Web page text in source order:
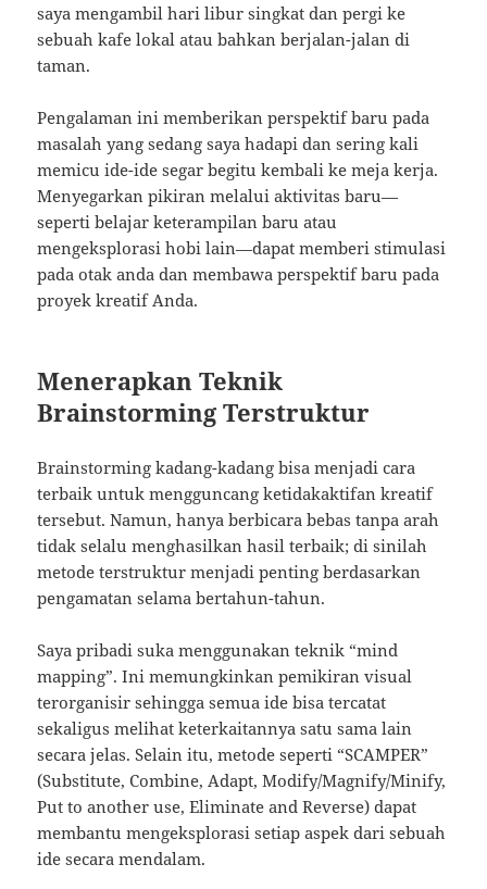
saya mengambil hari libur singkat dan pergi ke
sebuah kafe lokal atau bahkan berjalan-jalan di
taman.
Pengalaman ini memberikan perspektif baru pada
masalah yang sedang saya hadapi dan sering kali
memicu ide-ide segar begitu kembali ke meja kerja.
Menyegarkan pikiran melalui aktivitas baru—
seperti belajar keterampilan baru atau
mengeksplorasi hobi lain—dapat memberi stimulasi
pada otak anda dan membawa perspektif baru pada
proyek kreatif Anda.
Menerapkan Teknik
Brainstorming Terstruktur
Brainstorming kadang-kadang bisa menjadi cara
terbaik untuk mengguncang ketidakaktifan kreatif
tersebut. Namun, hanya berbicara bebas tanpa arah
tidak selalu menghasilkan hasil terbaik; di sinilah
metode terstruktur menjadi penting berdasarkan
pengamatan selama bertahun-tahun.
Saya pribadi suka menggunakan teknik “mind
mapping”. Ini memungkinkan pemikiran visual
terorganisir sehingga semua ide bisa tercatat
sekaligus melihat keterkaitannya satu sama lain
secara jelas. Selain itu, metode seperti “SCAMPER”
(Substitute, Combine, Adapt, Modify/Magnify/Minify,
Put to another use, Eliminate and Reverse) dapat
membantu mengeksplorasi setiap aspek dari sebuah
ide secara mendalam.